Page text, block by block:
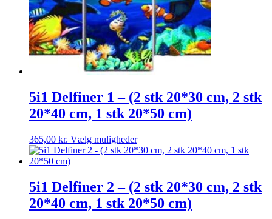
5i1 Delfiner 1 – (2 stk 20*30 cm, 2 stk
20*40 cm, 1 stk 20*50 cm)
365,00 kr. Vælg mulighederDette
vare
varianter.
Mulighederne
kan
5i1 Delfiner 2 – (2 stk 20*30 cm, 2 stk
20*40 cm, 1 stk 20*50 cm)